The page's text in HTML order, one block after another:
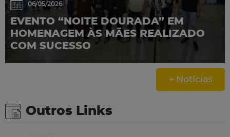
06/05/2026
EVENTO “NOITE DOURADA” EM
HOMENAGEM ÀS MÃES REALIZADO
COM SUCESSO
+ Notícias
Outros Links